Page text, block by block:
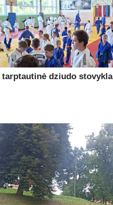
dziudo stovykla